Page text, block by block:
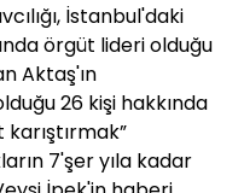
İstanbul'daki
örgüt lideri olduğu
Aktaş'ın
26 kişi hakkında
7'şer yıla kadar